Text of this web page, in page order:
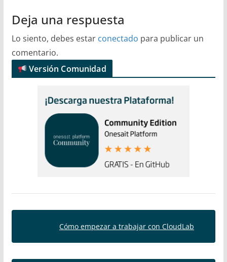
Deja una respuesta
Lo siento, debes estar conectado para publicar un
comentario.
Versión Comunidad
Cómo empezar a trabajar con CloudLab